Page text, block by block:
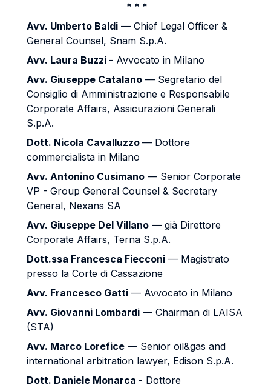
* * *
Avv. Umberto Baldi — Chief Legal Officer &
General Counsel, Snam S.p.A.
Avv. Laura Buzzi - Avvocato in Milano
Avv. Giuseppe Catalano — Segretario del
Consiglio di Amministrazione e Responsabile
Corporate Affairs, Assicurazioni Generali
S.p.A.
Dott. Nicola Cavalluzzo — Dottore
commercialista in Milano
Avv. Antonino Cusimano — Senior Corporate
VP - Group General Counsel & Secretary
General, Nexans SA
Avv. Giuseppe Del Villano — già Direttore
Corporate Affairs, Terna S.p.A.
Dott.ssa Francesca Fiecconi — Magistrato
presso la Corte di Cassazione
Avv. Francesco Gatti — Avvocato in Milano
Avv. Giovanni Lombardi — Chairman di LAISA
(STA)
Avv. Marco Lorefice — Senior oil&gas and
international arbitration lawyer, Edison S.p.A.
Dott. Daniele Monarca - Dottore